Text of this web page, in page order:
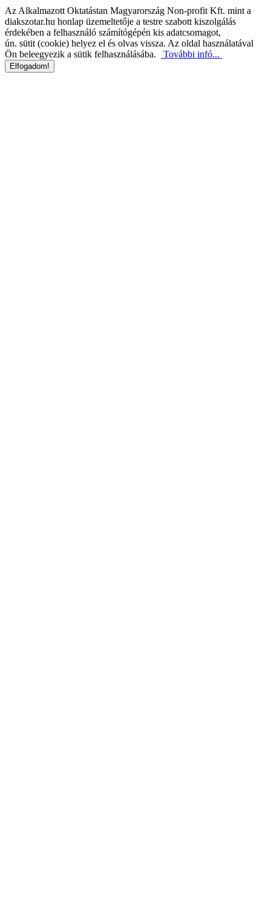
Az Alkalmazott Oktatástan Magyarország Non-profit Kft. mint a
diakszotar.hu honlap üzemeltetője a testre szabott kiszolgálás
érdekében a felhasználó számítógépén kis adatcsomagot,
ún. sütit (cookie) helyez el és olvas vissza. Az oldal használatával
Ön beleegyezik a sütik felhasználásába.
További infó...
Elfogadom!